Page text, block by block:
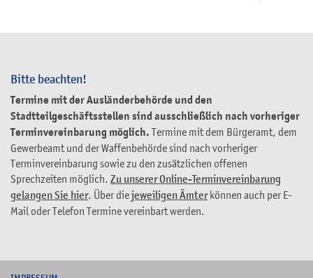
Bitte beachten!
Termine mit der Ausländerbehörde und den
Stadtteilgeschäftsstellen sind ausschließlich nach vorheriger
Terminvereinbarung möglich. Termine mit dem Bürgeramt, dem
Gewerbeamt und der Waffenbehörde sind nach vorheriger
Terminvereinbarung sowie zu den zusätzlichen offenen
Sprechzeiten möglich. Zu unserer Online-Terminvereinbarung
gelangen Sie hier. Über diejeweiligen Ämterkönnen auch per E-
Mail oder Telefon Termine vereinbart werden.